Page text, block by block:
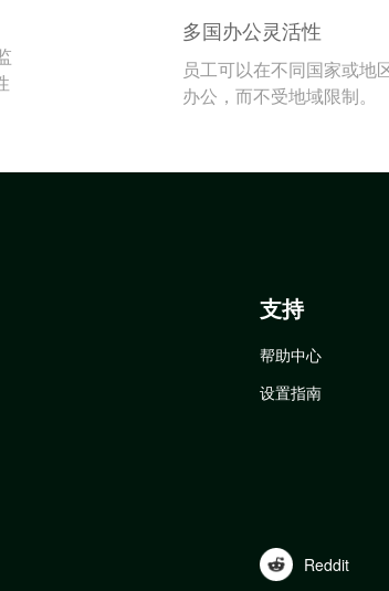
多国办公灵活性
员工可以在不同国家或地
办公，而不受地域限制。
支持
帮助中心
设置指南
Reddit